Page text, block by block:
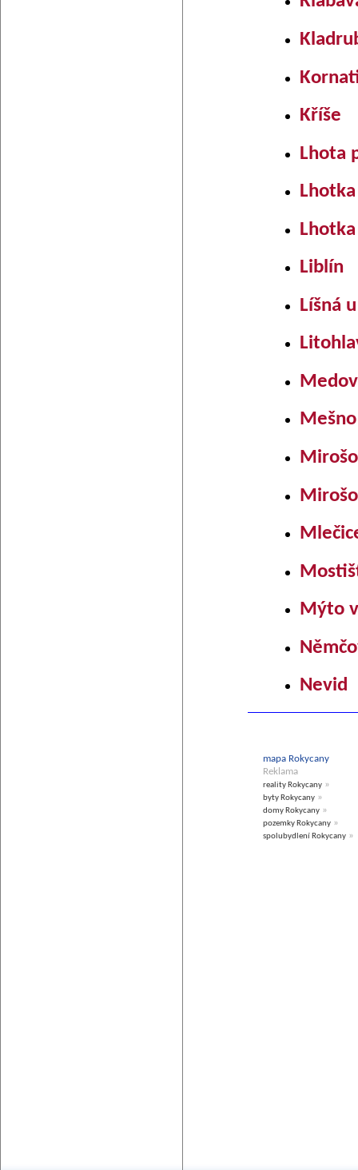
Kříše
Lhota
Liblín
Líšná
Mešno
Mýto
Nevid
mapa Rokycany
Reklama
reality Rokycany »
byty Rokycany »
domy Rokycany »
pozemky Rokycany »
spolubydlení Rokycany »